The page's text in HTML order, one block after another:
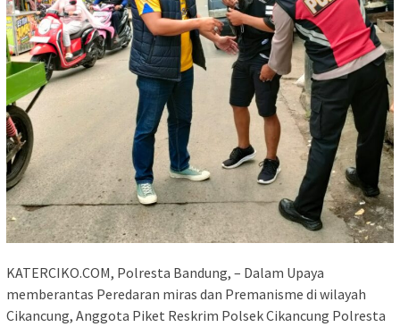
KATERCIKO.COM, Polresta Bandung, – Dalam Upaya
memberantas Peredaran miras dan Premanisme di wilayah
Cikancung, Anggota Piket Reskrim Polsek Cikancung Polresta